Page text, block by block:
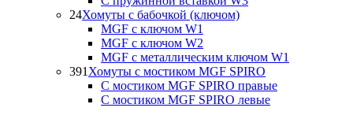
24Хомуты с бабочкой (ключом)
MGF с ключом W1
MGF с ключом W2
MGF с металлическим ключом W1
391 Хомуты с мостиком MGF SPIRO
С мостиком MGF SPIRO правые
С мостиком MGF SPIRO левые